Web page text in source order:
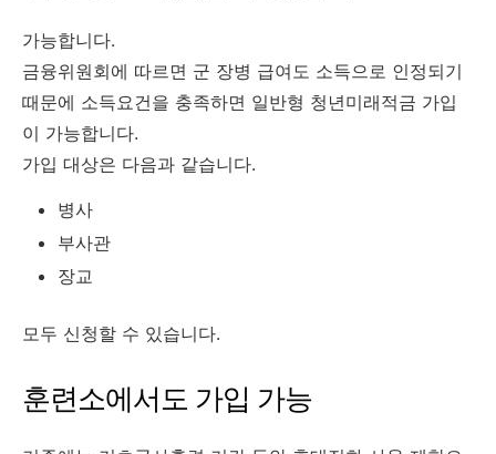
가능합니다.
금융위원회에 따르면 군 장병 급여도 소득으로 인정되기
때문에 소득요건을 충족하면 일반형 청년미래적금 가입
이 가능합니다.
가입 대상은 다음과 같습니다.
병사
부사관
장교
모두 신청할 수 있습니다.
훈련소에서도 가입 가능